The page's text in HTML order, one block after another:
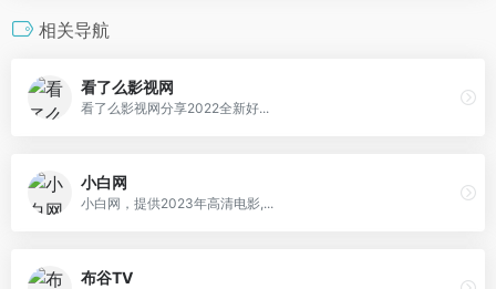
相关导航
看了么影视网
看了么影视网分享2022全新好...
小白网
小白网，提供2023年高清电影,...
布谷TV